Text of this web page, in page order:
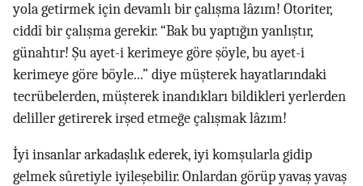
yola getirmek için devamlı bir çalışma lâzım! Otoriter,
ciddî bir çalışma gerekir. “Bak bu yaptığın yanlıştır,
günahtır! Şu ayet-i kerimeye göre şöyle, bu ayet-i
kerimeye göre böyle...” diye müşterek hayatlarındaki
tecrübelerden, müşterek inandıkları bildikleri yerlerden
deliller getirerek irşed etmeğe çalışmak lâzım!
İyi insanlar arkadaşlık ederek, iyi komşularla gidip
gelmek sûretiyle iyileşebilir. Onlardan görüp yavaş yavaş